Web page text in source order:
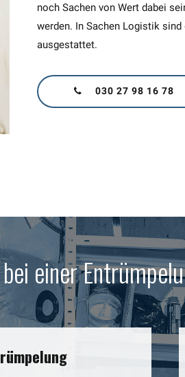
noch Sachen von Wert dabei
werden. In Sachen Logistik
ausgestattet.
030 27 98 16 78
einer